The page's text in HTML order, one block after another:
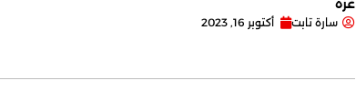
سارة تابت أكتوبر 16, 2023